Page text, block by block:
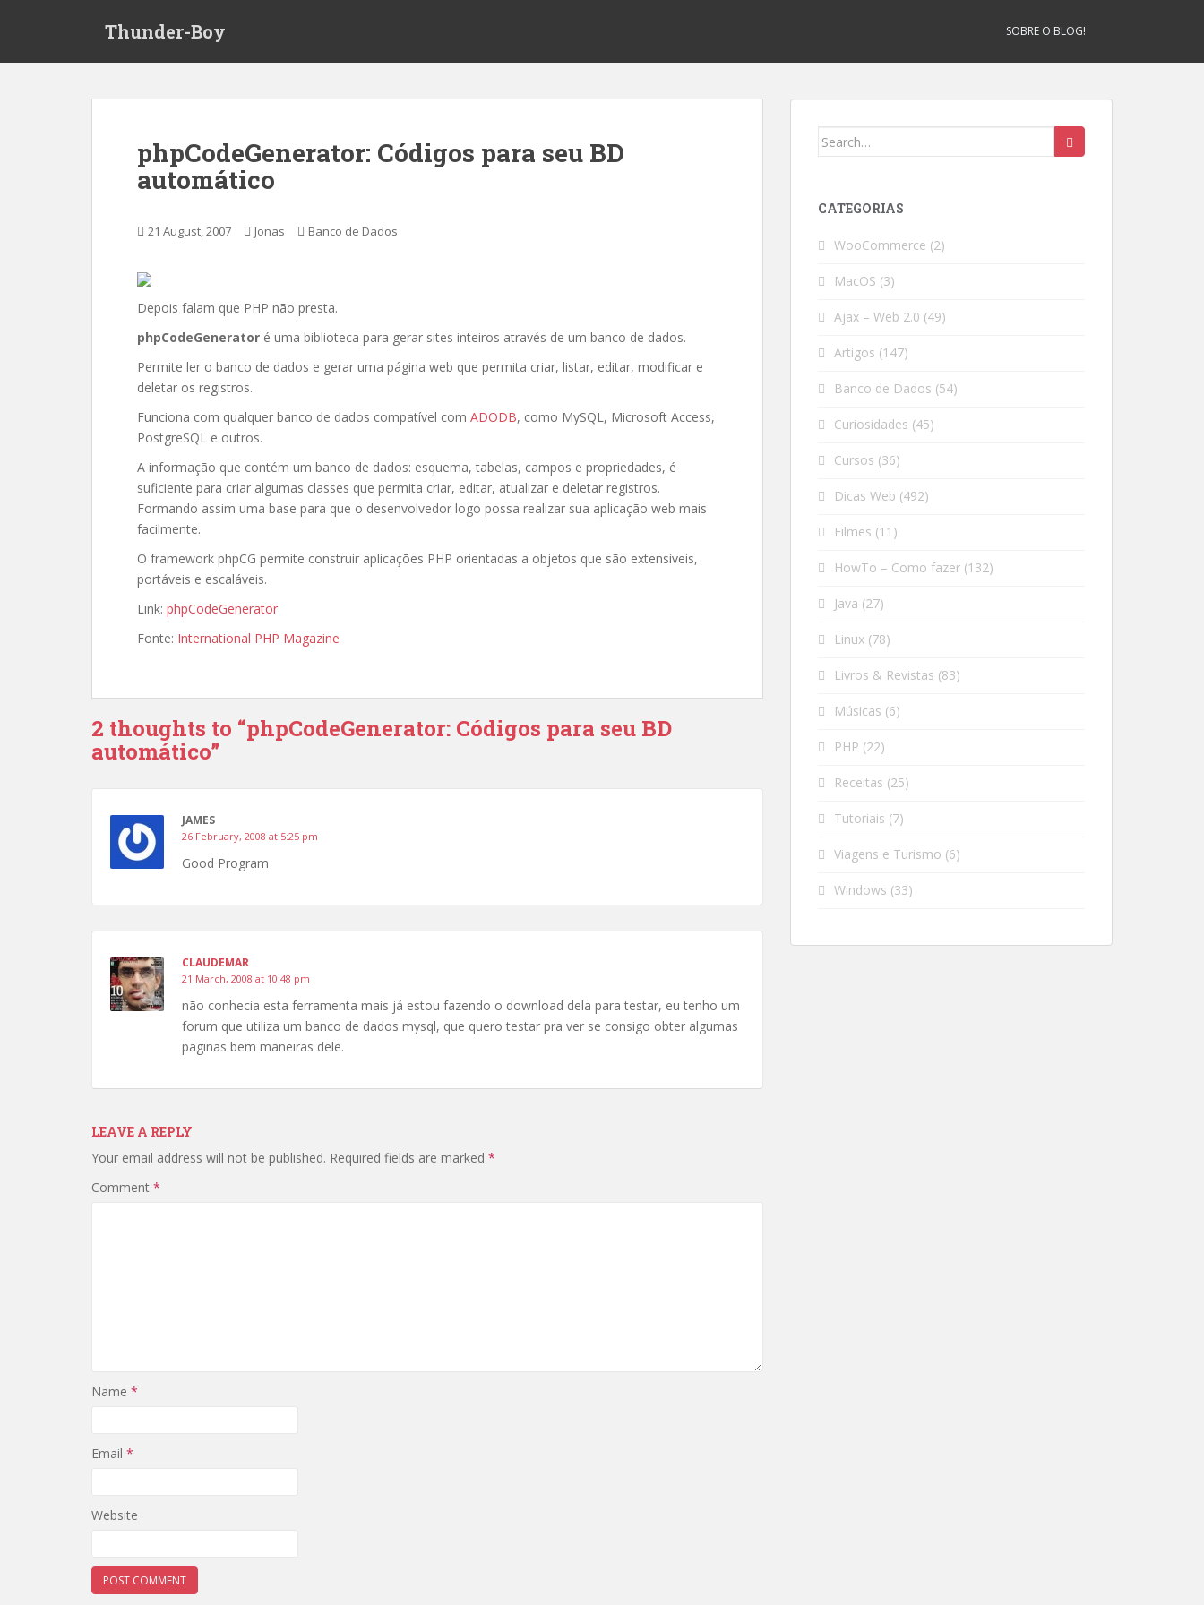
Thunder-Boy SOBRE O BLOG!
phpCodeGenerator: Códigos para seu BD
automático
21 August, 2007 Jonas Banco de Dados
Depois falam que PHP não presta.
phpCodeGenerator é uma biblioteca para gerar sites inteiros através de um banco de dados.
Permite ler o banco de dados e gerar uma página web que permita criar, listar, editar, modificar e
deletar os registros.
Funciona com qualquer banco de dados compatível com ADODB, como MySQL, Microsoft Access,
PostgreSQL e outros.
A informação que contém um banco de dados: esquema, tabelas, campos e propriedades, é
suficiente para criar algumas classes que permita criar, editar, atualizar e deletar registros.
Formando assim uma base para que o desenvolvedor logo possa realizar sua aplicação web mais
facilmente.
O framework phpCG permite construir aplicações PHP orientadas a objetos que são extensíveis,
portáveis e escaláveis.
Link: phpCodeGenerator
Fonte: International PHP Magazine
2 thoughts to “phpCodeGenerator: Códigos para seu BD
automático”
JAMES
26 February, 2008 at 5:25 pm
Good Program
CLAUDEMAR
21 March, 2008 at 10:48 pm
não conhecia esta ferramenta mais já estou fazendo o download dela para testar, eu tenho um
forum que utiliza um banco de dados mysql, que quero testar pra ver se consigo obter algumas
paginas bem maneiras dele.
LEAVE A REPLY
Your email address will not be published. Required fields are marked *
Comment *
Name *
Email *
Website
Search
CATEGORIAS
WooCommerce (2)
MacOS (3)
Ajax – Web 2.0 (49)
Artigos (147)
Banco de Dados (54)
Curiosidades (45)
Cursos (36)
Dicas Web (492)
Filmes (11)
HowTo – Como fazer (132)
Java (27)
Linux (78)
Livros & Revistas (83)
Músicas (6)
PHP (22)
Receitas (25)
Tutoriais (7)
Viagens e Turismo (6)
Windows (33)